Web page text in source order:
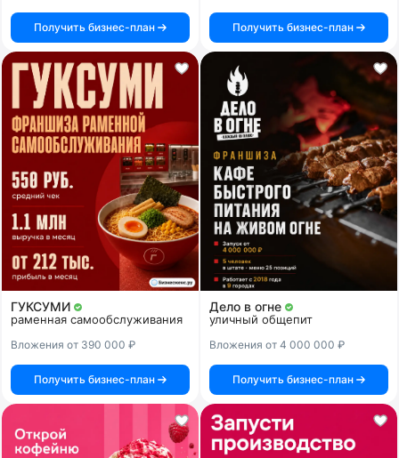
Получить бизнес-план Получить бизнес-план
ГУКСУМИ
раменная самообслуживания
Вложения от 390 000 ₽
Получить бизнес-план
Дело в огне
уличный общепит
Вложения от 4 000 000 ₽
Получить бизнес-план